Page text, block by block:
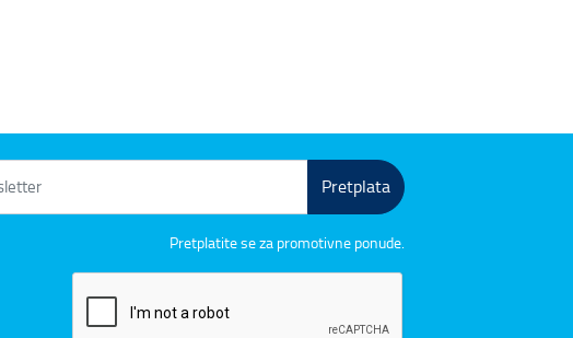
Pretplata
Pretplatite se za promotivne ponude.